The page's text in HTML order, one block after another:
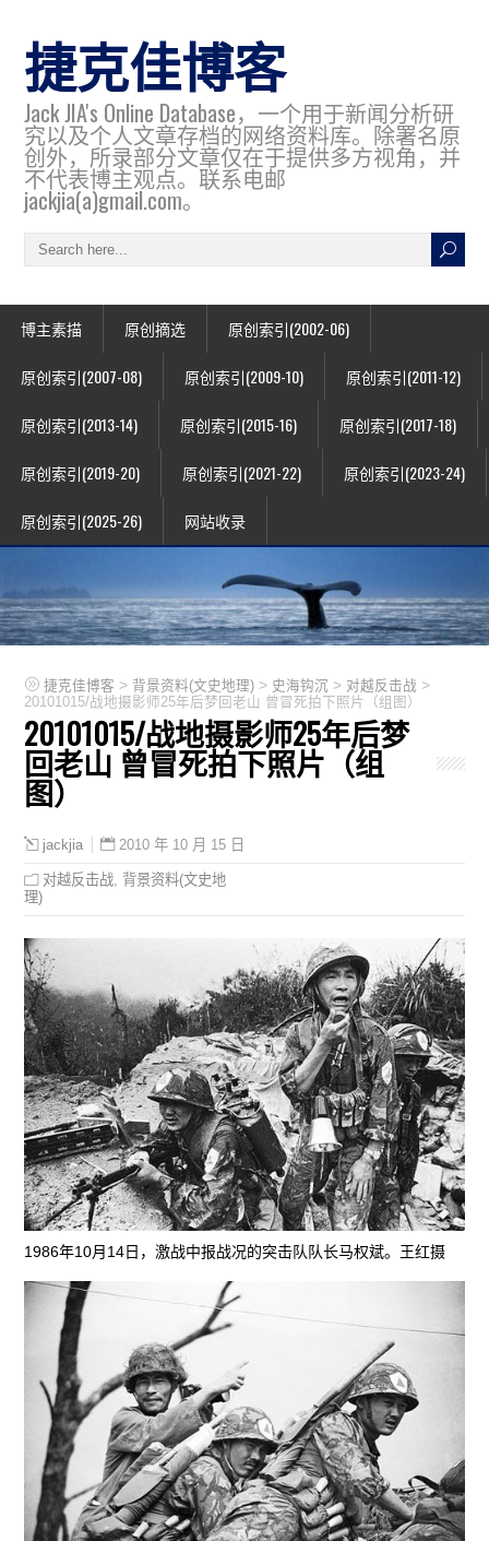
捷克佳博客
Jack JIA's Online Database，一个用于新闻分析研
究以及个人文章存档的网络资料库。除署名原
创外，所录部分文章仅在于提供多方视角，并
不代表博主观点。联系电邮
jackjia(a)gmail.com。
博主素描 原创摘选 原创索引(2002-06)
原创索引(2007-08) 原创索引(2009-10) 原创索引(2011-12)
原创索引(2013-14) 原创索引(2015-16) 原创索引(2017-18)
原创索引(2019-20) 原创索引(2021-22) 原创索引(2023-24)
原创索引(2025-26) 网站收录
捷克佳博客 > 背景资料(文史地理) > 史海钩沉 > 对越反击战 >
20101015/战地摄影师25年后梦回老山 曾冒死拍下照片（组图）
20101015/战地摄影师25年后梦
回老山 曾冒死拍下照片（组
图）
jackjia 2010 年 10 月 15 日
对越反击战 背景资料(文史地
理)
1986年10月14日，激战中报战况的突击队队长马权斌。王红摄